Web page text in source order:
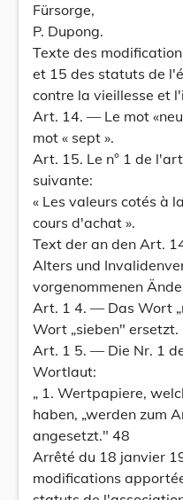
Fürsorge,
P. Dupong.
Texte des
et 15 des statuts de
contre la vieillesse et
Art. 14. — Le mot
mot « sept ».
Art. 15. Le n° 1 de
suivante:
« Les valeurs cotés à
cours d'achat ».
Text der an den Art.
Alters und
vorgenommenen
Art. 1 4. — Das Wort
Wort „sieben" ersetzt.
Art. 1 5. — Die Nr. 1
Wortlaut:
„ 1. Wertpapiere,
haben, „werden zum
angesetzt." 48
Arrêté du 18 janvier
modifications